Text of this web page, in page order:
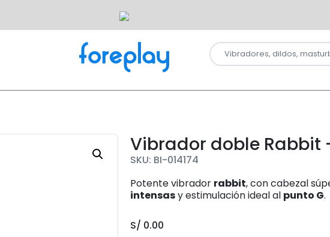
Vibrador doble Rabbit
SKU: BI-014174
Potente vibrador rabbit, con cabezal
intensasy estimulación ideal al punto G.
S/ 0.00